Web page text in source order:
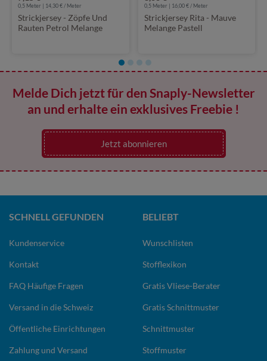
0,5 Meter | 14,30 € / Meter
Strickjersey - Zöpfe Und
Rauten Petrol Melange
0,5 Meter | 16,00 € / Meter
Strickjersey Rita - Mauve
Melange Pastell
Melde Dich jetzt für den Snaply-Newsletter
an und erhalte ein exklusives Freebie !
Jetzt abonnieren
SCHNELL GEFUNDEN
Kundenservice
Kontakt
FAQ Häufige Fragen
Versand in die Schweiz
Öffentliche Einrichtungen
Zahlung und Versand
BELIEBT
Wunschlisten
Stofflexikon
Gratis Vliese-Berater
Gratis Schnittmuster
Schnittmuster
Stoffmuster